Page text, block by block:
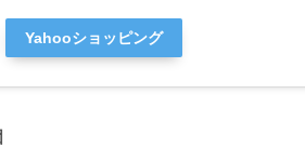
Yahooショッピング